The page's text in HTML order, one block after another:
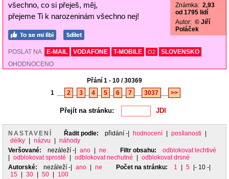
všechno, co si přeješ, měj,
přejeme Ti k narozeninám všechno nej!
Známka: 2,93
od 1795 lidí
Autor: © Jiří
Poláček
POSLAT NA E-MAIL VODAFONE T-MOBILE O2
SLOVENSKO
OHODNOCENO
Přání 1 - 10 / 30369
1
2 3 4 5 6 7 3037 >>
Přejít na stránku:
NASTAVENÍ Řadit podle: přidání -| hodnocení posílanosti
délky
názvu
náhody
Veršované:
nezáleží -| ano ne Filtr obsahu:
odblokovat lechtivé
odblokovat sprosté odblokovat nechutné
odblokovat drsné
Autorské:
nezáleží -| ano ne Počet na stránku: 1 5
|- 10 -|
15
30 50
100